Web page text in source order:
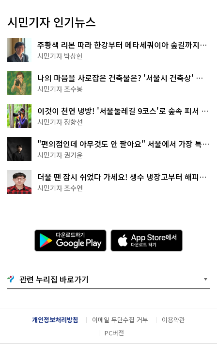
시민기자 인기뉴스
주황색 리본 따라 한강부터 메타세쿼이아 숲길까지…
서울둘레길 15코스
시민기자 박상현
나의 마음을 사로잡은 건축물은? '서울시 건축상' 수
상작 공개!
시민기자 조수봉
이것이 천연 냉방! '서울둘레길 9코스'로 숲속 피서 떠
나볼까
시민기자 정향선
"편의점인데 아무것도 안 팔아요" 서울에서 가장 특별
한 편의점의 정체
시민기자 권기윤
더울 땐 잠시 쉬었다 가세요! 생수 냉장고부터 해피소
·무더위쉼터까지
시민기자 조수연
다
운
로
기
G
o
g
l
e
l
A
p
p
e
서
다
운
드
관련 누리집 바로가기
개인정보처리방침 이메일 무단수집 거부
이용약관
PC버전